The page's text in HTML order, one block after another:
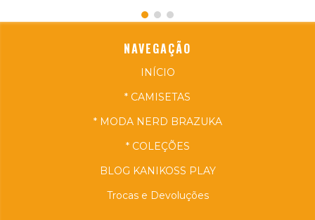
NAVEGAÇÃO
INÍCIO
* CAMISETAS
* MODA NERD BRAZUKA
* COLEÇÕES
BLOG KANIKOSS PLAY
Trocas e Devoluções